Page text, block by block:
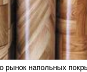
рынок напольных